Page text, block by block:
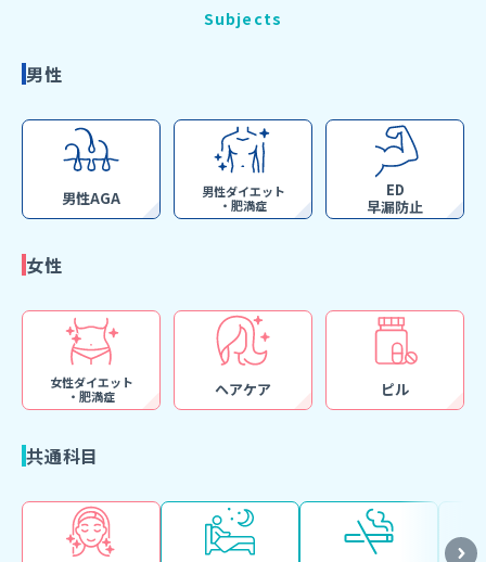
Subjects
男性
男性AGA
男性ダイエット
・肥満症
ED
早漏防止
女性
女性ダイエット
・肥満症
ヘアケア ピル
共通科目